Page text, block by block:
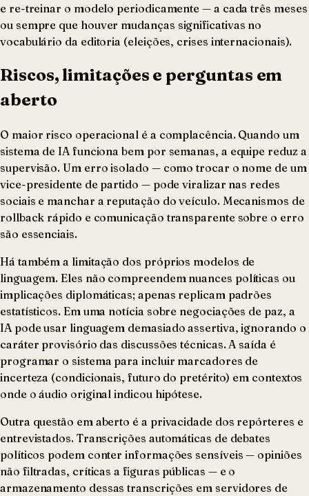
e re-treinar o modelo periodicamente — a cada três meses
ou sempre que houver mudanças significativas no
vocabulário da editoria (eleições, crises internacionais).
Riscos, limitações e perguntas em
aberto
O maior risco operacional é a complacência. Quando um
sistema de IA funciona bem por semanas, a equipe reduz a
supervisão. Um erro isolado — como trocar o nome de um
vice-presidente de partido — pode viralizar nas redes
sociais e manchar a reputação do veículo. Mecanismos de
rollback rápido e comunicação transparente sobre o erro
são essenciais.
Há também a limitação dos próprios modelos de
linguagem. Eles não compreendem nuances políticas ou
implicações diplomáticas; apenas replicam padrões
estatísticos. Em uma notícia sobre negociações de paz, a
IA pode usar linguagem demasiado assertiva, ignorando o
caráter provisório das discussões técnicas. A saída é
programar o sistema para incluir marcadores de
incerteza (condicionais, futuro do pretérito) em contextos
onde o áudio original indicou hipótese.
Outra questão em aberto é a privacidade dos repórteres e
entrevistados. Transcrições automáticas de debates
políticos podem conter informações sensíveis — opiniões
não filtradas, críticas a figuras públicas — e o
armazenamento dessas transcrições em servidores de